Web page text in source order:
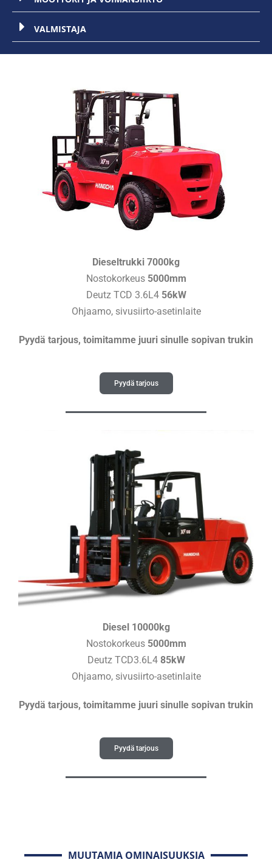
VALMISTAJA
Dieseltrukki 7000kg
Nostokorkeus 5000mm
Deutz TCD 3.6L4 56kW
Ohjaamo, sivusiirto-asetinlaite
Pyydä tarjous, toimitamme juuri sinulle sopivan trukin
Pyydä tarjous
Diesel 10000kg
Nostokorkeus 5000mm
Deutz TCD3.6L4 85kW
Ohjaamo, sivusiirto-asetinlaite
Pyydä tarjous, toimitamme juuri sinulle sopivan trukin
Pyydä tarjous
MUUTAMIA OMINAISUUKSIA